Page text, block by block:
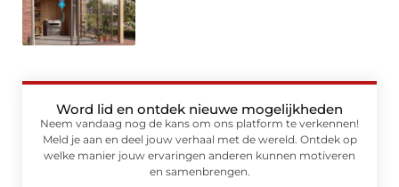
Word lid en ontdek nieuwe mogelijkheden
Neem vandaag nog de kans om ons platform te verkennen!
Meld je aan en deel jouw verhaal met de wereld. Ontdek op
welke manier jouw ervaringen anderen kunnen motiveren
en samenbrengen.